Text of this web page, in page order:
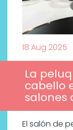
18 Aug 2025
La
cabello
salones
El salón de